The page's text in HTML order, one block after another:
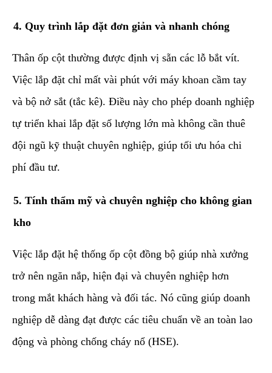
​4. Quy trình lắp đặt đơn giản và nhanh chóng
​Thân ốp cột thường được định vị sẵn các lỗ bắt vít.
Việc lắp đặt chỉ mất vài phút với máy khoan cầm tay
và bộ nở sắt (tắc kê). Điều này cho phép doanh nghiệp
tự triển khai lắp đặt số lượng lớn mà không cần thuê
đội ngũ kỹ thuật chuyên nghiệp, giúp tối ưu hóa chi
phí đầu tư.
​5. Tính thẩm mỹ và chuyên nghiệp cho không gian
kho
​Việc lắp đặt hệ thống ốp cột đồng bộ giúp nhà xưởng
trở nên ngăn nắp, hiện đại và chuyên nghiệp hơn
trong mắt khách hàng và đối tác. Nó cũng giúp doanh
nghiệp dễ dàng đạt được các tiêu chuẩn về an toàn lao
động và phòng chống cháy nổ (HSE).